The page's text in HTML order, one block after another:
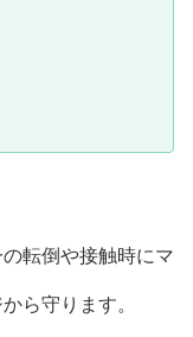
転倒や接触時にマ
ら守ります。